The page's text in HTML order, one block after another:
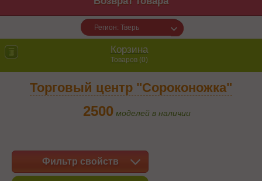
Регион: Тверь
Корзина
Товаров (0)
Торговый центр "Сороконожка"
2500 моделей в наличии
Фильтр свойств